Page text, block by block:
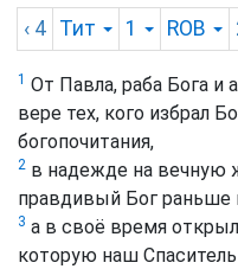
‹ 4 Тит 1 ROB
1 От Павла, раба Бога и
вере тех, кого избрал
богопочитания,
2 в надежде на вечную
правдивый Бог раньше
3 а в своё время
которую наш